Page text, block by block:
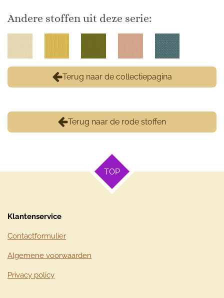
Andere stoffen uit deze serie:
Terug naar de collectiepagina
Terug naar de rode stoffen
TOP
Klantenservice
Contactformulier
Algemene voorwaarden
Privacy policy